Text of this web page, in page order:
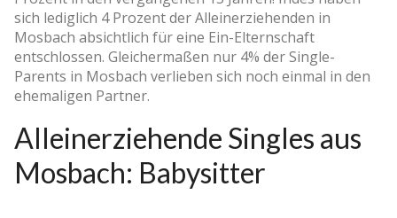
sich lediglich 4 Prozent der Alleinerziehenden in
Mosbach absichtlich für eine Ein-Elternschaft
entschlossen. Gleichermaßen nur 4% der Single-
Parents in Mosbach verlieben sich noch einmal in den
ehemaligen Partner.
Alleinerziehende Singles aus
Mosbach: Babysitter